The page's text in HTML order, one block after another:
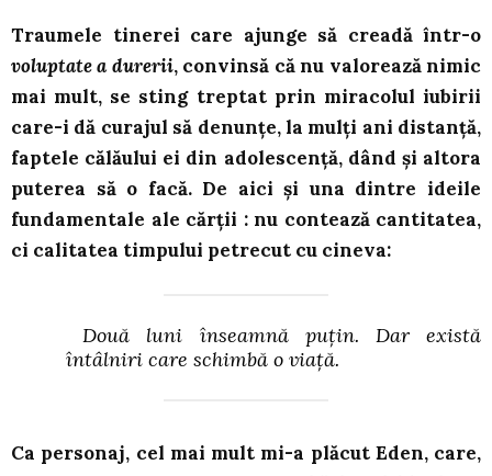
Traumele tinerei care ajunge să creadă într-o
voluptate a durerii, convinsă că nu valorează nimic
mai mult, se sting treptat prin miracolul iubirii
care-i dă curajul să denunțe, la mulți ani distanță,
faptele călăului ei din adolescență, dând și altora
puterea să o facă. De aici și una dintre ideile
fundamentale ale cărții : nu contează cantitatea,
ci calitatea timpului petrecut cu cineva:
Două luni înseamnă puțin. Dar există
întâlniri care schimbă o viață.
Ca personaj, cel mai mult mi-a plăcut Eden, care,